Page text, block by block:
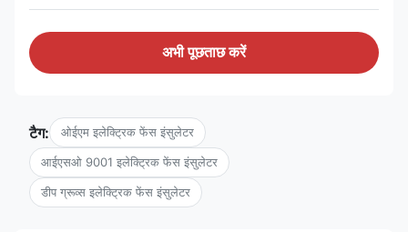
अभी पूछताछ करें
टैग: ओईएम इलेक्ट्रिक फेंस इंसुलेटर
आईएसओ 9001 इलेक्ट्रिक फेंस इंसुलेटर
डीप ग्रूव्स इलेक्ट्रिक फेंस इंसुलेटर